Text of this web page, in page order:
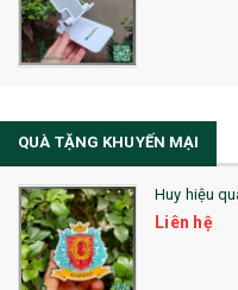
Sổ Sạc Đa Năng
La Fonte
QUÀ TẶNG KHUYẾN MẠI
Huy hiệu
Liên hệ